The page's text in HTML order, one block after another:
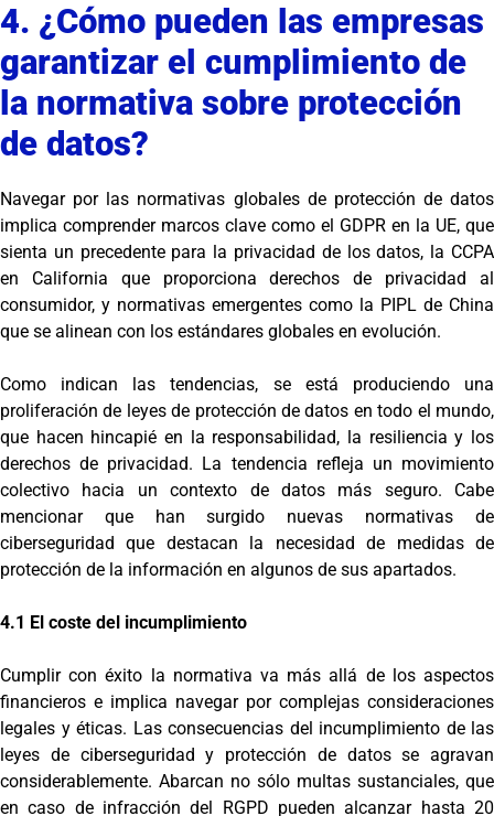
4. ¿Cómo pueden las empresas
garantizar el cumplimiento de
la normativa sobre protección
de datos?
Navegar por las normativas globales de protección de datos
implica comprender marcos clave como el GDPR en la UE, que
sienta un precedente para la privacidad de los datos, la CCPA
en California que proporciona derechos de privacidad al
consumidor, y normativas emergentes como la PIPL de China
que se alinean con los estándares globales en evolución.
Como indican las tendencias, se está produciendo una
proliferación de leyes de protección de datos en todo el mundo,
que hacen hincapié en la responsabilidad, la resiliencia y los
derechos de privacidad. La tendencia refleja un movimiento
colectivo hacia un contexto de datos más seguro. Cabe
mencionar que han surgido nuevas normativas de
ciberseguridad que destacan la necesidad de medidas de
protección de la información en algunos de sus apartados.
4.1 El coste del incumplimiento
Cumplir con éxito la normativa va más allá de los aspectos
financieros e implica navegar por complejas consideraciones
legales y éticas. Las consecuencias del incumplimiento de las
leyes de ciberseguridad y protección de datos se agravan
considerablemente. Abarcan no sólo multas sustanciales, que
en caso de infracción del RGPD pueden alcanzar hasta 20